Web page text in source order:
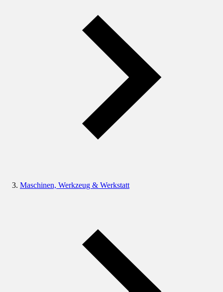
Maschinen, Werkzeug & Werkstatt